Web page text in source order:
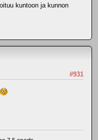
kuntoon ja kunnon
#931